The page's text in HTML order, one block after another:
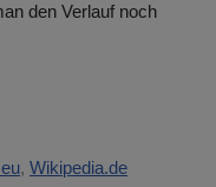
den Verlauf noch
, Wikipedia.de